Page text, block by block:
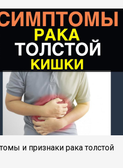
и признаки рака толстой